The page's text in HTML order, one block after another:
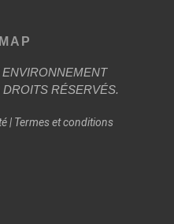
ENVIRONNEMENT
DROITS RÉSERVÉS.
| Termes et conditions